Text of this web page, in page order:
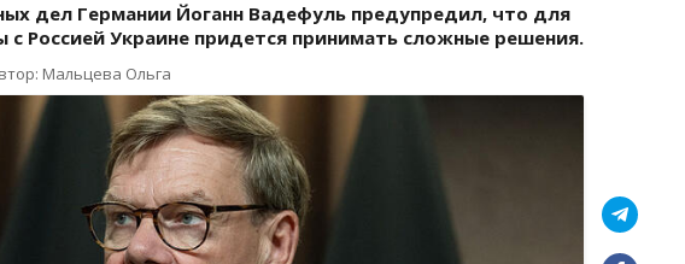
дел Германии Йоганн Вадефуль предупредил, что для
с Россией Украине придется принимать сложные решения.
Мальцева Ольга